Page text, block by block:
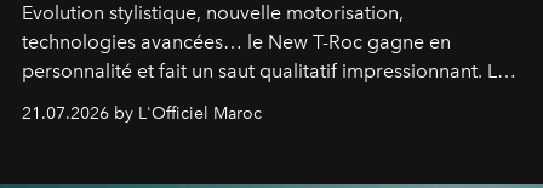
Evolution stylistique, nouvelle motorisation,
technologies avancées… le New T-Roc gagne en
personnalité et fait un saut qualitatif impressionnant. Le
constructeur allemand a revu en profondeur son SUV
fétiche pour le rendre plus premium. Et le pari semble
21.07.2026 by L'Officiel Maroc